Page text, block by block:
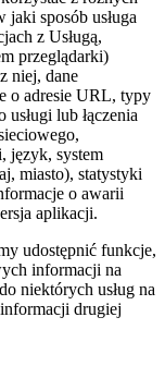
sposób usługa
z Usługą,
przeglądarki)
niej, dane
o adresie URL, typy
lub łączenia
język, system
miasto), statystyki
o awarii
aplikacji.
udostępnić funkcje,
informacji na
niektórych usług na
drugiej